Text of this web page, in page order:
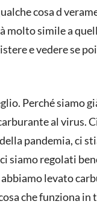
cosa d
molto simile a
e vedere se
Perché siamo
al virus.
pandemia, ci
siamo regolati
levato
che funziona